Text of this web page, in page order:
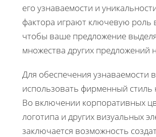
его узнаваемости и
фактора играют ключевую роль
чтобы ваше предложение
множества других предложений
Для обеспечения узнаваемости
использовать фирменный стиль
Во включении корпоративных
логотипа и других визуальных
заключается возможность